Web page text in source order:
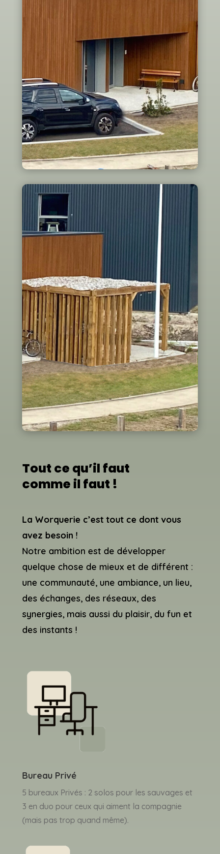
Tout ce qu’il faut
comme il faut !
La Worquerie c’est tout ce dont vous
avez besoin !
Notre ambition est de développer
quelque chose de mieux et de différent :
une communauté, une ambiance, un lieu,
des échanges, des réseaux, des
synergies, mais aussi du plaisir, du fun et
des instants !
Bureau Privé
5 bureaux Privés : 2 solos pour les sauvages et
3 en duo pour ceux qui aiment la compagnie
(mais pas trop quand même).